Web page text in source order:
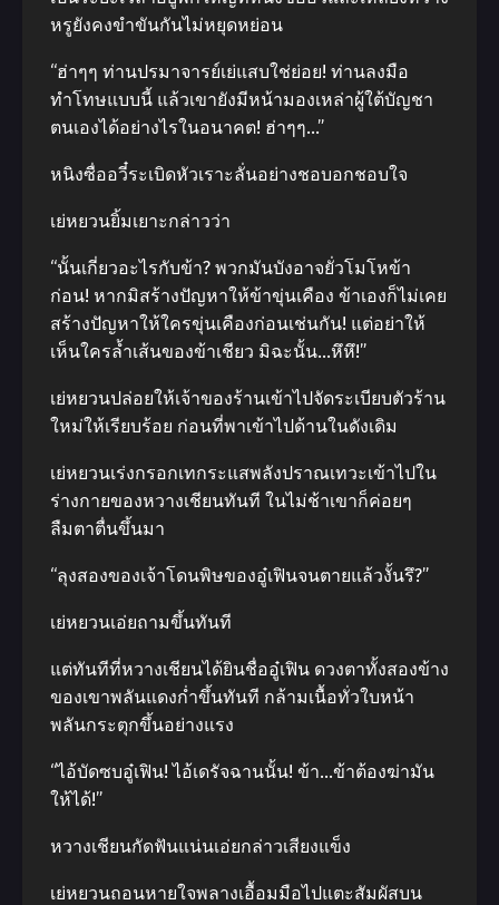
หรูยังคงขำขันกันไม่หยุดหย่อน
“ฮ่าๆๆ ท่านปรมาจารย์เย่แสบใช่ย่อย! ท่านลงมือ
ทำโทษแบบนี้ แล้วเขายังมีหน้ามองเหล่าผู้ใต้บัญชา
ตนเองได้อย่างไรในอนาคต! ฮ่าๆๆ…”
หนิงซื่ออวี๋ระเบิดหัวเราะลั่นอย่างชอบอกชอบใจ
เย่หยวนยิ้มเยาะกล่าวว่า
“นั้นเกี่ยวอะไรกับข้า? พวกมันบังอาจยั่วโมโหข้า
ก่อน! หากมิสร้างปัญหาให้ข้าขุ่นเคือง ข้าเองก็ไม่เคย
สร้างปัญหาให้ใครขุ่นเคืองก่อนเช่นกัน! แต่อย่าให้
เห็นใครล้ำเส้นของข้าเชียว มิฉะนั้น…หึหึ!”
เย่หยวนปล่อยให้เจ้าของร้านเข้าไปจัดระเบียบตัวร้าน
ใหม่ให้เรียบร้อย ก่อนที่พาเข้าไปด้านในดังเดิม
เย่หยวนเร่งกรอกเทกระแสพลังปราณเทวะเข้าไปใน
ร่างกายของหวางเชียนทันที ในไม่ช้าเขาก็ค่อยๆ
ลืมตาตื่นขึ้นมา
“ลุงสองของเจ้าโดนพิษของอู๋เฟินจนตายแล้วงั้นรึ?”
เย่หยวนเอ่ยถามขึ้นทันที
แต่ทันทีที่หวางเชียนได้ยินชื่ออู๋เฟิน ดวงตาทั้งสองข้าง
ของเขาพลันแดงก่ำขึ้นทันที กล้ามเนื้อทั่วใบหน้า
พลันกระตุกขึ้นอย่างแรง
“ไอ้บัดซบอู๋เฟิน! ไอ้เดรัจฉานนั้น! ข้า…ข้าต้องฆ่ามัน
ให้ได้!”
หวางเชียนกัดฟันแน่นเอ่ยกล่าวเสียงแข็ง
เย่หยวนถอนหายใจพลางเอื้อมมือไปแตะสัมผัสบน